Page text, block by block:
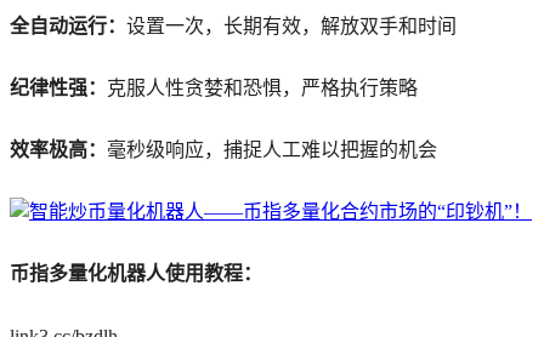
全自动运行： 设置一次，长期有效，解放双手和时间
纪律性强： 克服人性贪婪和恐惧，严格执行策略
效率极高： 毫秒级响应，捕捉人工难以把握的机会
币指多量化机器人使用教程：